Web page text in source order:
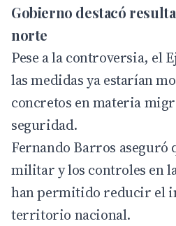
Gobierno destacó
norte
Pese a la controversia, el
las medidas ya estarían
concretos en materia
seguridad.
Fernando Barros aseguró
militar y los controles en
han permitido reducir el
territorio nacional.